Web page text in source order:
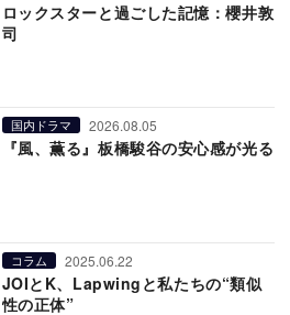
ロックスターと過ごした記憶：櫻井敦
司
国内ドラマ 2026.08.05
『風、薫る』板橋駿谷の安心感が光る
コラム 2025.06.22
JOIとK、Lapwingと私たちの“類似
性の正体”